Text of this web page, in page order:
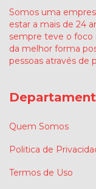
Somos uma
estar a mais de 24
sempre teve o foco
da melhor forma
pessoas através de
Quem Somos
Politica de
Termos de Uso